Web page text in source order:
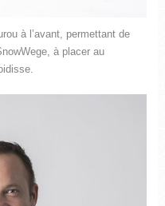
à l’avant, permettant de
à placer au